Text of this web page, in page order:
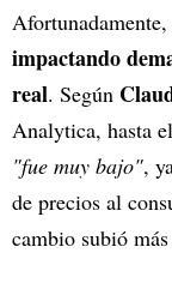
Afortunadamente,
impactando
real. Según
Analytica, hasta
"fue muy bajo",
de precios al
cambio subió